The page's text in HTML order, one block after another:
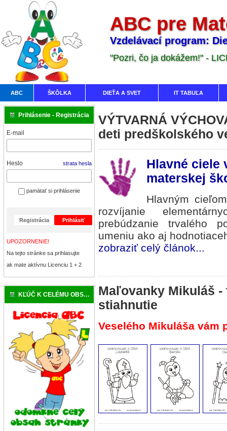
ABC pre
Vzdelávací program:
"Pozri, čo ja dokážem!" -
ABC ŠKÔLKA DIEŤA A SVET IT TABUĽA
Prihlásenie - Registrácia
E-mail
Heslo strata hesla
pamätať si prihlásenie
Registrácia Prihlásiť
UPOZORNENIE!
Na tejto stránke sa prihlasujte
ak mate aktívnu Licenciu 1 + 2
KĽÚČ K CELÉMU OBSAHU
VÝTVARNÁ
deti predškolského
Hlavné ciele
materskej
Hlavným
rozvíjanie
prebúdzanie trvalého
umeniu ako aj
zobraziť celý článok...
Maľovanky Mikuláš -
stiahnutie
Veselého Mikuláša vám